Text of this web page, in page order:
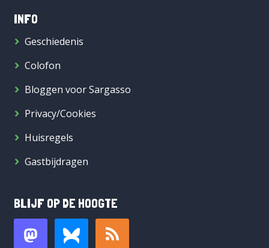
INFO
Geschiedenis
Colofon
Bloggen voor Sargasso
Privacy/Cookies
Huisregels
Gastbijdragen
BLIJF OP DE HOOGTE